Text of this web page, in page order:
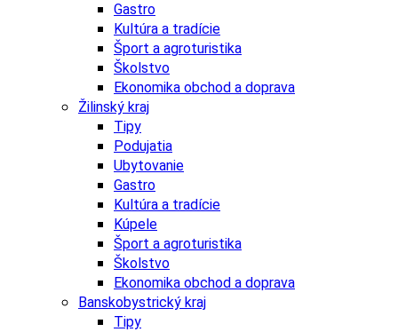
Gastro
Kultúra a tradície
Šport a agroturistika
Školstvo
Ekonomika obchod a doprava
Žilinský kraj
Tipy
Podujatia
Ubytovanie
Gastro
Kultúra a tradície
Kúpele
Šport a agroturistika
Školstvo
Ekonomika obchod a doprava
Banskobystrický kraj
Tipy